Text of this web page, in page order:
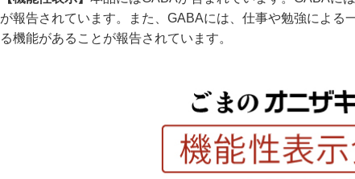
が報告されています。また、GABAには、仕事や勉強による
る機能があることが報告されています。